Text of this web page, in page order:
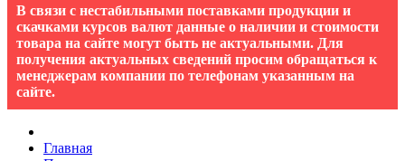
В связи с нестабильными поставками продукции и
скачками курсов валют данные о наличии и стоимости
товара на сайте могут быть не актуальными. Для
получения актуальных сведений просим обращаться к
менеджерам компании по телефонам указанным на
сайте.
Главная